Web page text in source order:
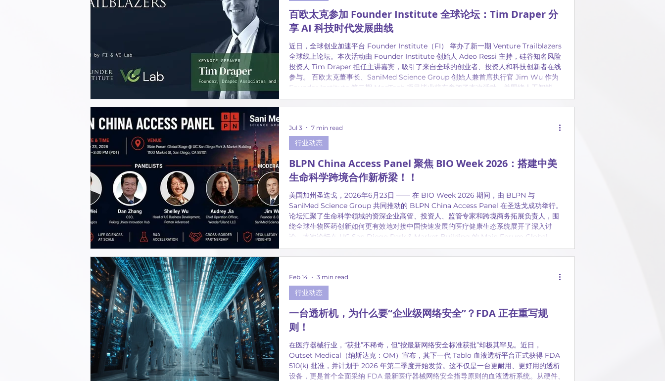
百欧太克参加 Founder Institute 全球论坛：Tim Draper 分
享 AI 科技时代发展曲线
近日，全球创业加速平台 Founder Institute（FI） 举办了新一期 Venture Trailblazers
全球线上论坛。本次活动由 Founder Institute 创始人 Adeo Ressi 主持，硅谷知名风险
投资人 Tim Draper 担任主讲嘉宾，吸引了来自全球的创业者、投资人和科技创新者在线
参与。 百欧太克董事长、SaniMed Science Group 创始人兼首席执行官 Jim Wu 作为
Founder Institute 第二期 MedTech 项目毕业校友参加了本次活动，并围绕人工智能、
太空科技及未来科技投资趋势进行了交流与学习。
BLPN China Access Panel 聚焦 BIO Week 2026：搭建中美
生命科学跨境合作新桥梁！！
美国加州圣迭戈，2026年6月23日 —— 在 BIO Week 2026 期间，由 BLPN 与
SaniMed Science Group 共同推动的 BLPN China Access Panel 在圣迭戈成功举行。
论坛汇聚了生命科学领域的资深企业高管、投资人、监管专家和跨境商务拓展负责人，围
绕全球生物医药创新如何更有效地对接中国快速发展的医疗健康生态系统展开了深入讨
论。本次论坛在 UC San Diego Park & Market Building 的 Main Forum Global
Stage 举行，时间为一小时，重点讨论了 全球项目进入中国、中国创新出海、研发加速、
临床开发、CRO/CDMO合作、法规路径、生产制造、商业化以及战略投资 等关键议题。
行业动态
Jul 3 7 min read
一台透析机，为什么要“企业级网络安全”？FDA 正在重写规
则！
在医疗器械行业，“获批”不稀奇，但“按最新网络安全标准获批”却极其罕见。近日，
Outset Medical（纳斯达克：OM）宣布，其下一代 Tablo 血液透析平台正式获得 FDA
510(k) 批准，并计划于 2026 年第二季度开始发货。这不仅是一台更耐用、更好用的透析
设备，更是首个全面采纳 FDA 最新医疗器械网络安全指导原则的血液透析系统。从硬件、
行业动态
Feb 14 3 min read